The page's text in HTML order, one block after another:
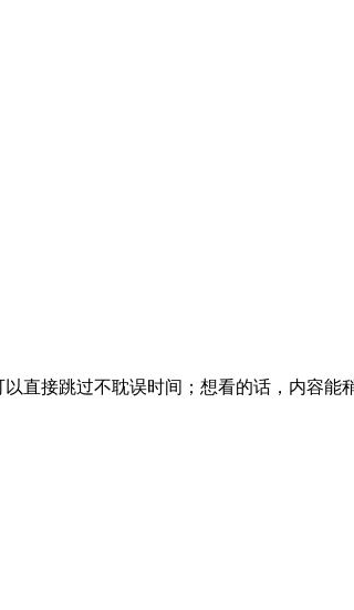
直接跳过不耽误时间；想看的话，内容